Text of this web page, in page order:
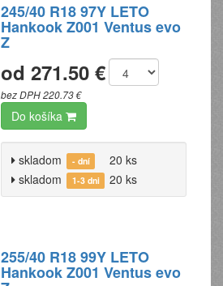
245/40 R18 97Y LETO
Hankook Z001 Ventus evo
Z
od 271.50 €
bez DPH 220.73 €
Do košíka
skladom - dní
20 ks
skladom
1-3 dni 20 ks
255/40 R18 99Y LETO
Hankook Z001 Ventus evo